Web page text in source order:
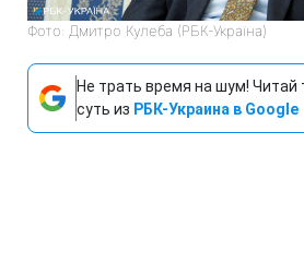
Фото: Дмитро Кулеба (РБК-Україна)
Не трать время на шум! Читай
суть из РБК-Украина в Google